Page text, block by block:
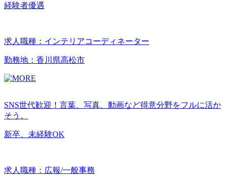
経験者優遇
求人職種：インテリアコーディネーター
勤務地：香川県高松市
SNS世代歓迎！言葉、写真、動画など得意分野をフルに活か
そう。
新卒、未経験OK
求人職種：広報/一般事務